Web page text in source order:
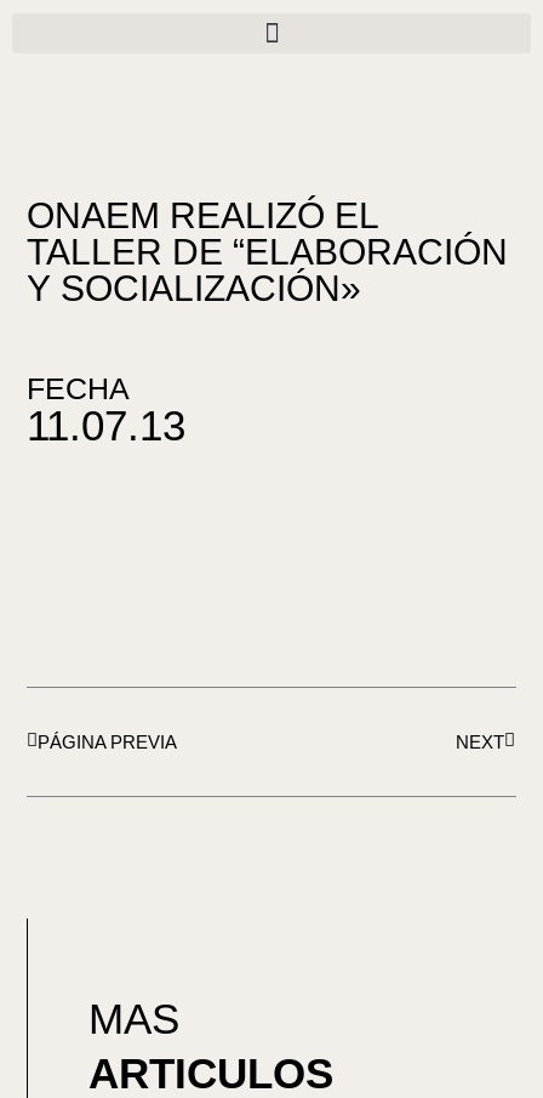
ONAEM REALIZÓ EL
TALLER DE “ELABORACIÓN
Y SOCIALIZACIÓN»
FECHA
11.07.13
PÁGINA PREVIA NEXT
MAS
ARTICULOS